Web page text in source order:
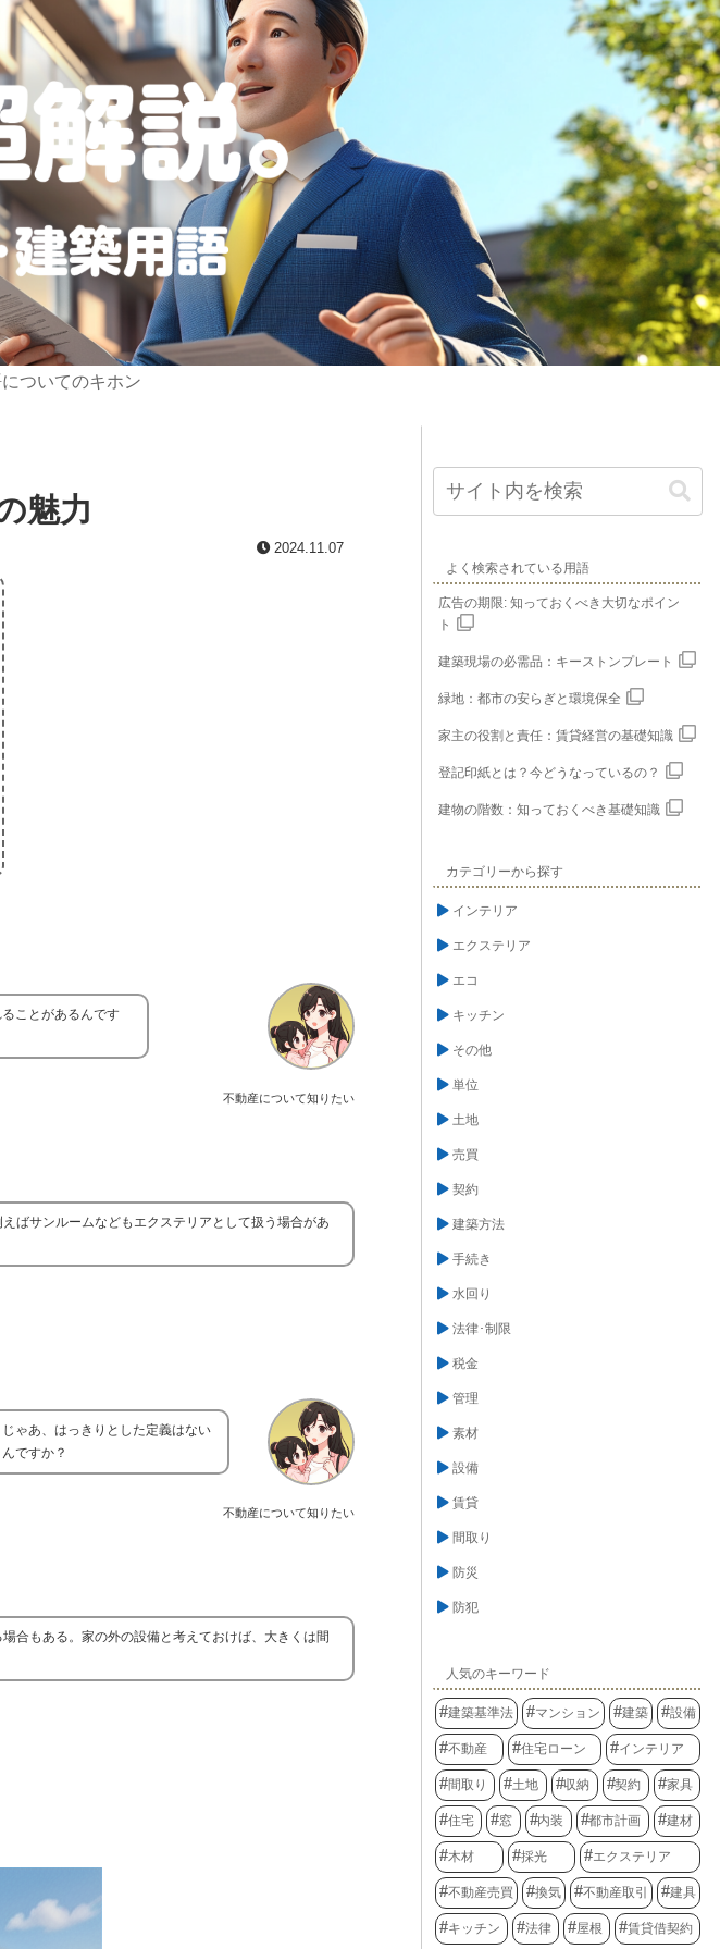
ついてのキホン
魅力
2024.11.07
不動産について知りたい
ことがあるんです
ばサンルームなどもエクステリアとして扱う場合があ
不動産について知りたい
じゃあ、はっきりとした定義はない
んですか？
合もある。家の外の設備と考えておけば、大きくは間
よく検索されている用語
広告の期限: 知っておくべき大切なポイン
ト
建築現場の必需品：キーストンプレート
緑地：都市の安らぎと環境保全
家主の役割と責任：賃貸経営の基礎知識
登記印紙とは？今どうなっているの？
建物の階数：知っておくべき基礎知識
カテゴリーから探す
インテリア
エクステリア
エコ
キッチン
その他
単位
土地
売買
契約
建築方法
手続き
水回り
法律･制限
税金
管理
素材
設備
賃貸
間取り
防災
防犯
人気のキーワード
建築基準法 マンション 建築 設備
不動産 住宅ローン インテリア
間取り 土地 収納 契約 家具
住宅 窓 内装 都市計画 建材
木材 採光 エクステリア
不動産売買 換気 不動産取引 建具
キッチン 法律 屋根 賃貸借契約